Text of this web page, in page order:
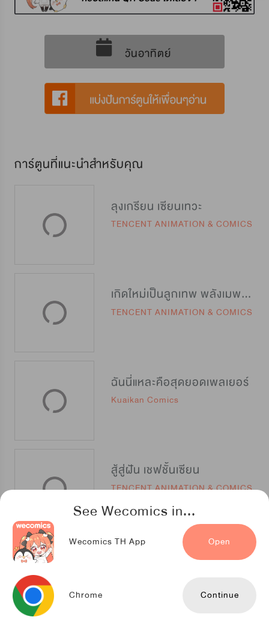
See Wecomics in...
Wecomics TH App Open
Chrome Continue
วันอาทิตย์
การ์ตูนที่แนะนำสำหรับคุณ
ลุงเกรียน เซียนเทวะ
TENCENT ANIMATION & COMICS
เกิดใหม่เป็นลูกเทพ พลังเมพอย่าบอกใคร
TENCENT ANIMATION & COMICS
ฉันนี่แหละคือสุดยอดเพลเยอร์
Kuaikan Comics
สู้สู่ฝัน เชฟชั้นเซียน
TENCENT ANIMATION & COMICS
การผจญภัยของนายยาจก